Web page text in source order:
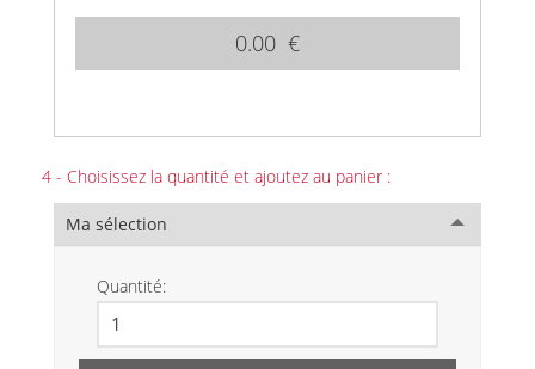
0.00 €
4 - Choisissez la quantité et ajoutez au panier :
Ma sélection
Quantité: